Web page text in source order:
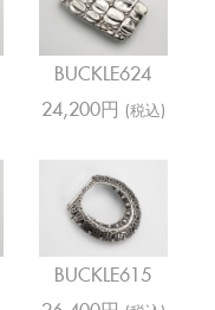
BUCKLE624
24,200円 (税込)
BUCKLE615